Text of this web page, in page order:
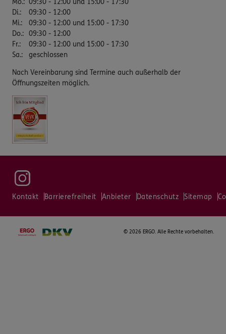
Mo.: 09:30 - 12:00 und 15:00 - 17:30
Di.:
09:30 - 12:00
Mi.:
09:30 - 12:00 und 15:00 - 17:30
Do.: 09:30 - 12:00
Fr.:
09:30 - 12:00 und 15:00 - 17:30
Sa.: geschlossen
Nach Vereinbarung sind Termine auch außerhalb der
Öffnungszeiten möglich.
Kontakt Barrierefreiheit Anbieter Datenschutz Sitemap
© 2026 ERGO. Alle Rechte vorbehalten.